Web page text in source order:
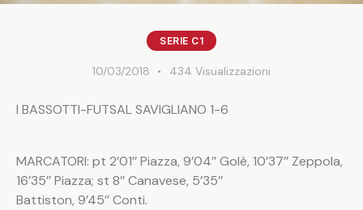
SERIE C1
10/03/2018 434 Visualizzazioni
I BASSOTTI-FUTSAL SAVIGLIANO 1-6
MARCATORI: pt 2’01’’ Piazza, 9’04’’ Golè, 10’37’’ Zeppola,
16’35’’ Piazza; st 8’’ Canavese, 5’35’’
Battiston, 9’45’’ Conti.